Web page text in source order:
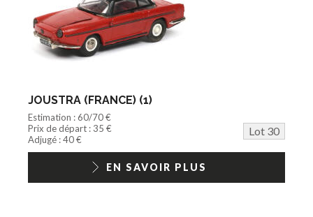
JOUSTRA (FRANCE) (1)
Estimation : 60/70 €
Prix de départ : 35 €
Lot 30
Adjugé : 40 €
EN SAVOIR PLUS